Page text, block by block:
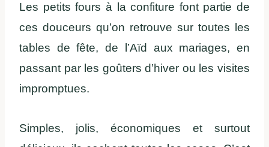
Les petits fours à la confiture font partie de
ces douceurs qu’on retrouve sur toutes les
tables de fête, de l’Aïd aux mariages, en
passant par les goûters d’hiver ou les visites
impromptues.
Simples, jolis, économiques et surtout